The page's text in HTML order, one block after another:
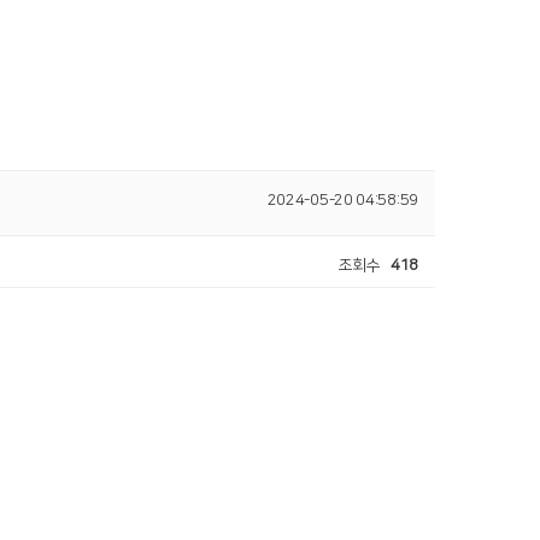
2024-05-20 04:58:59
조회수 418